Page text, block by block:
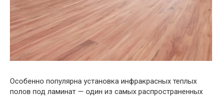
Особенно популярна установка инфракрасных теплых
полов под ламинат — один из самых распространенных